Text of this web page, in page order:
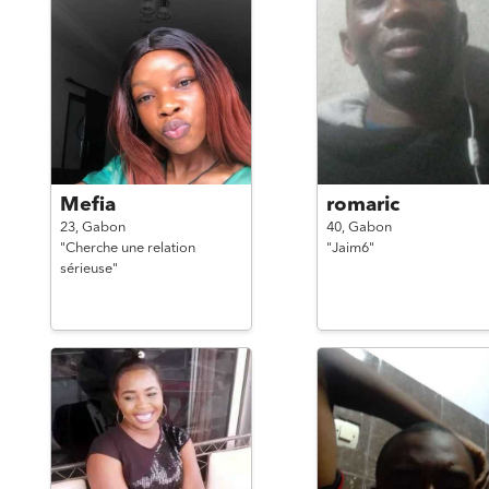
Mefia
23, Gabon
"Cherche une relation
sérieuse"
romaric
40, Gabon
"Jaim6"